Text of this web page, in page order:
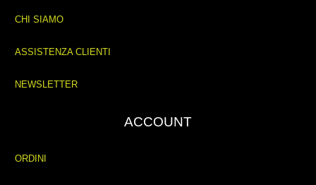
CHI SIAMO
ASSISTENZA CLIENTI
NEWSLETTER
ACCOUNT
ORDINI